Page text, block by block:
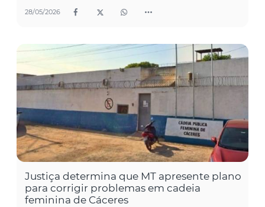
28/05/2026
Justiça determina que MT apresente plano
para corrigir problemas em cadeia
feminina de Cáceres